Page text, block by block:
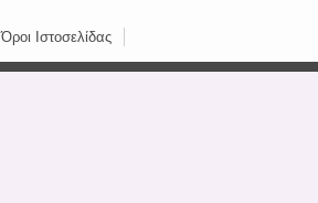
Όροι Ιστοσελίδας